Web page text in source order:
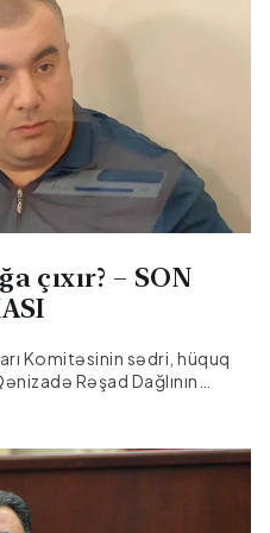
çıxır? – SON
Komitəsinin sədri, hüquq
Rəşad Dağlının
səslənən fikirlərə münasibət
ki, o, hüquq müdafiəçisi
tam başa
ki, Əfv Məsələləri
toplamaq və
Qənizadə bildirib